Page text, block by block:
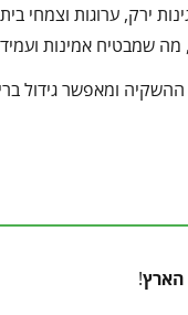
ירק, ערוגות וצמחי
שמבטיח אמינות
מייעל את מערכת ההשקיה
הארץ!